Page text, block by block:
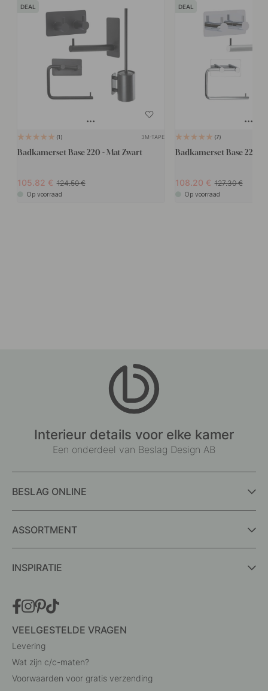
DEAL
1 3M-TAPE
Badkamerset Base 220 - Mat Zwart
105.82 124.50
Op voorraad
DEAL
7
Badkamerset Base 220 -
108.20 127.30
Op voorraad
Interieur details voor elke kamer
Een onderdeel van Beslag Design AB
BESLAG ONLINE
ASSORTMENT
INSPIRATIE
VEELGESTELDE VRAGEN
Levering
Wat zijn c/c-maten?
Voorwaarden voor gratis verzending